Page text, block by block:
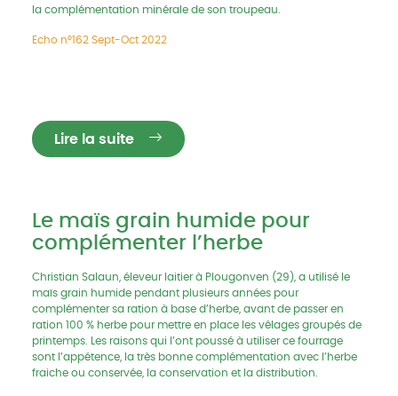
la complémentation minérale de son troupeau.
Echo n°162 Sept-Oct 2022
Lire la suite
Le maïs grain humide pour
complémenter l’herbe
Christian Salaun, éleveur laitier à Plougonven (29), a utilisé le
maïs grain humide pendant plusieurs années pour
complémenter sa ration à base d’herbe, avant de passer en
ration 100 % herbe pour mettre en place les vêlages groupés de
printemps. Les raisons qui l’ont poussé à utiliser ce fourrage
sont l’appétence, la très bonne complémentation avec l’herbe
fraiche ou conservée, la conservation et la distribution.